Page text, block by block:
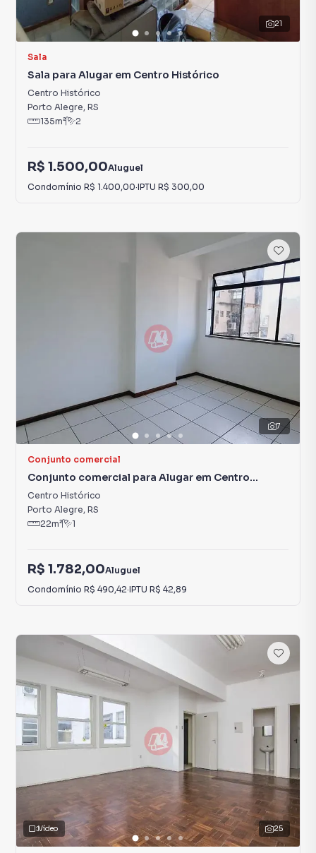
21
Sala
Sala para Alugar em Centro Histórico
Centro Histórico
Porto Alegre, RS
135m² 2
R$ 1.500,00Aluguel
Condomínio R$ 1.400,00·IPTU R$ 300,00
7
Conjunto comercial
Conjunto comercial para Alugar em Centro
Histórico
Centro Histórico
Porto Alegre, RS
22m² 1
R$ 1.782,00Aluguel
Condomínio R$ 490,42·IPTU R$ 42,89
25
Vídeo